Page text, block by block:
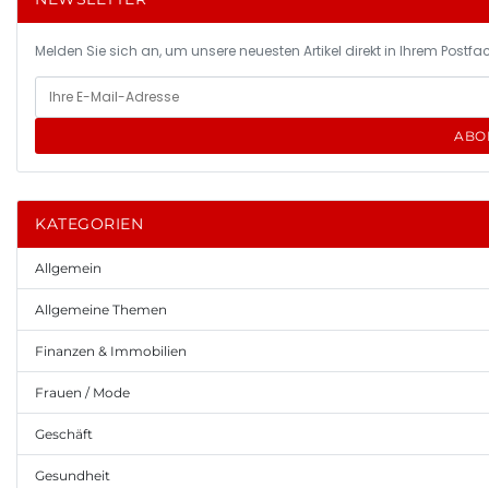
Melden Sie sich an, um unsere neuesten Artikel direkt in Ihrem
KATEGORIEN
Allgemein
Allgemeine Themen
Finanzen & Immobilien
Frauen / Mode
Geschäft
Gesundheit